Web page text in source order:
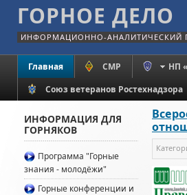
ГОРНОЕ ДЕЛО
ИНФОРМАЦИОННО-АНАЛИТИЧЕСКИЙ
Главная СМР
НП
Союз ветеранов Ростехнадзора
ИНФОРМАЦИЯ ДЛЯ
ГОРНЯКОВ
Программа "Горные
знания - молодёжи"
Горные конференции и